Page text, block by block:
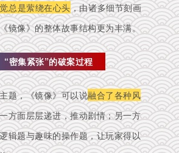
总是萦绕在心头，由诸多细节刻画
镜像》的整体故事结构更为丰满。
“密集紧张”的破案过程
题，《镜像》可以说融合了各种风
一方面层层递进，推动剧情；另一方
辑题与趣味的操作题，让玩家得以